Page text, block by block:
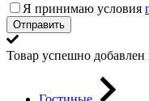
Я принимаю условия
Отправить
Товар успешно добавлен